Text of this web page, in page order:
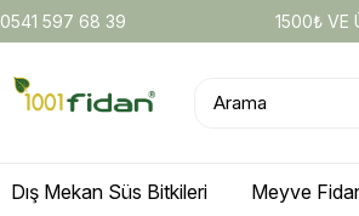
0541 597 68 39 1500₺ VE
Dış Mekan Süs Bitkileri Meyve